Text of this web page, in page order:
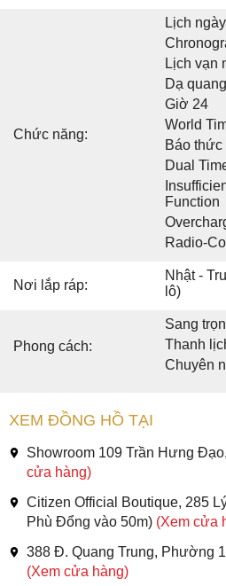
Chức năng:
Lịch ngày
Lịch vạn
Dạ quang
Giờ 24
World
Báo thức
Dual
Function
Radio-
Nơi lắp ráp:
Nhật -
lô)
Phong cách:
Sang
Thanh
Chuyên
XEM ĐỒNG HỒ TẠI
Showroom 109 Trần Hưng
cửa hàng)
Citizen Official Boutique, 285
Phù Đổng vào 50m) (Xem cửa
388 Đ. Quang Trung, Phường
(Xem cửa hàng)